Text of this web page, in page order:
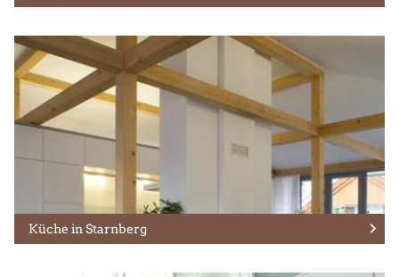
Küche in Starnberg